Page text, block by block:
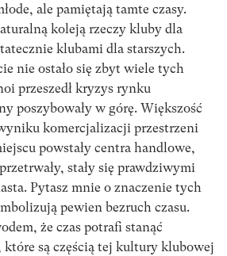
ale pamiętają tamte czasy.
koleją rzeczy kluby dla
klubami dla starszych.
nie ostało się zbyt wiele tych
przeszedł kryzys rynku
poszybowały w górę. Większość
komercjalizacji przestrzeni
powstały centra handlowe,
stały się prawdziwymi
Pytasz mnie o znaczenie tych
pewien bezruch czasu.
że czas potrafi stanąć
które są częścią tej kultury klubowej